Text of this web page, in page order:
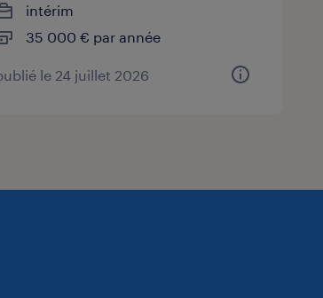
intérim
35 000 € par année
le 24 juillet 2026